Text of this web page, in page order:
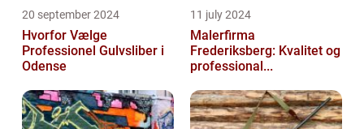
20 september 2024
Hvorfor Vælge
Professionel Gulvsliber i
Odense
11 july 2024
Malerfirma
Frederiksberg: Kvalitet og
professional...